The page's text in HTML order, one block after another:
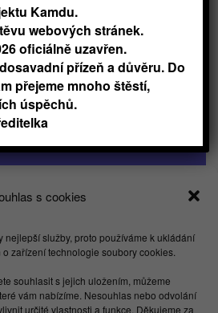
s cookies
nejlepší služby, proto používáme k ukládání
zařízení technologie soubory cookies.
souhlasit s jejich uložením, můžeme
vám nabízíme. Nesouhlas nebo odvolání
určité vlastnosti a funkce. Děkujeme za
z.ú. Londýnská 254/7,
Kamdu.
webových stránek.
oficiálně uzavřen.
přízeň a důvěru. Do
přejeme mnoho štěstí,
úspěchů.